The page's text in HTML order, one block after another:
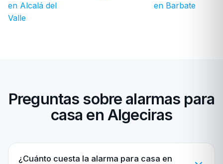
en Alcalá del
Valle
en Barbate
Preguntas sobre alarmas para
casa en Algeciras
¿Cuánto cuesta la alarma para casa en